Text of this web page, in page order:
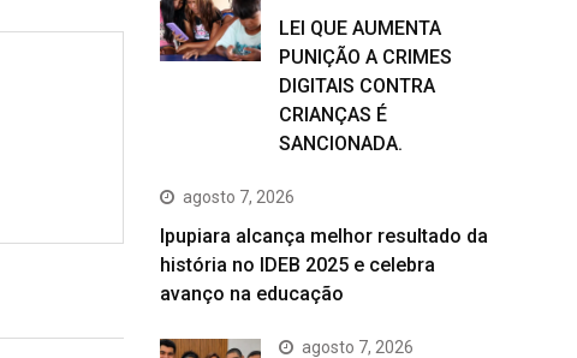
LEI QUE AUMENTA
PUNIÇÃO A CRIMES
DIGITAIS CONTRA
CRIANÇAS É
SANCIONADA.
agosto 7, 2026
Ipupiara alcança melhor resultado da
história no IDEB 2025 e celebra
avanço na educação
agosto 7, 2026